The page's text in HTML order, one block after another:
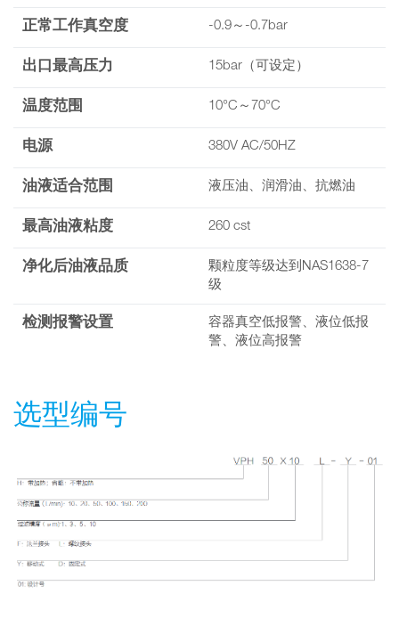
正常工作真空度 -0.9～-0.7bar
出口最高压力 15bar（可设定）
温度范围 10°C～70°C
电源 380V AC/50HZ
油液适合范围 液压油、润滑油、抗燃油
最高油液粘度 260 cst
净化后油液品质
颗粒度等级达到NAS1638-7
级
检测报警设置
容器真空低报警、液位低报
警、液位高报警
选型编号